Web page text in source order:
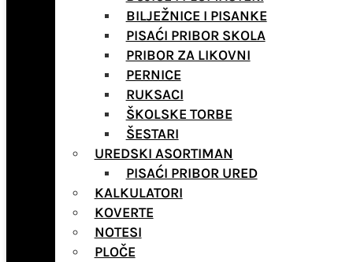
BILJEŽNICE I PISANKE
PISAĆI PRIBOR SKOLA
PRIBOR ZA LIKOVNI
PERNICE
RUKSACI
ŠKOLSKE TORBE
ŠESTARI
UREDSKI ASORTIMAN
PISAĆI PRIBOR URED
KALKULATORI
KOVERTE
NOTESI
PLOČE